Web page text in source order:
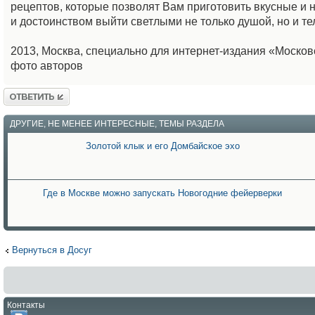
рецептов, которые позволят Вам приготовить вкусные
и достоинством выйти светлыми не только душой, но и
2013, Москва, специально для интернет-издания
фото авторов
Ответить
ДРУГИЕ, НЕ МЕНЕЕ ИНТЕРЕСНЫЕ, ТЕМЫ РАЗДЕЛА
Золотой клык и его Домбайское эхо
Где в Москве можно запускать Новогодние фейерверки
Вернуться в Досуг
Контакты